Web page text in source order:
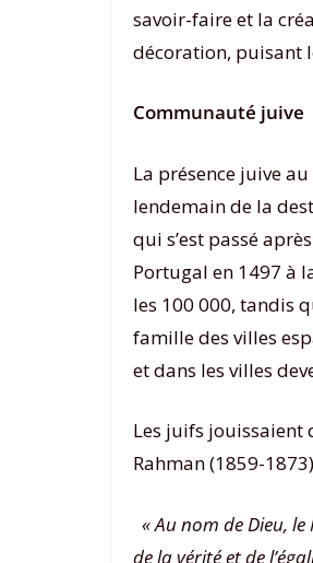
savoir-faire et la
décoration, puisant
Communauté juive
La présence juive
lendemain de la
qui s’est passé
Portugal en 1497 à
les 100 000, tandis
famille des villes
et dans les villes
Les juifs jouissaient
Rahman (1859-
« Au nom de Dieu,
de la vérité et de